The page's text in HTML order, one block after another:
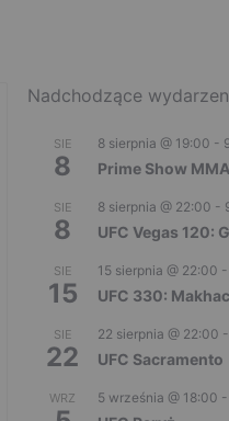
Nadchodzące
SIE
8
8 sierpnia @ 19:00 -
Prime Show
SIE
8
8 sierpnia @ 22:00 -
UFC Vegas 120:
SIE
15
15 sierpnia @ 22:00 -
UFC 330:
SIE
22
22 sierpnia @ 22:00 -
UFC Sacramento
WRZ 5 września @ 18:00 -